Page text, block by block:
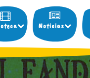
Noticias